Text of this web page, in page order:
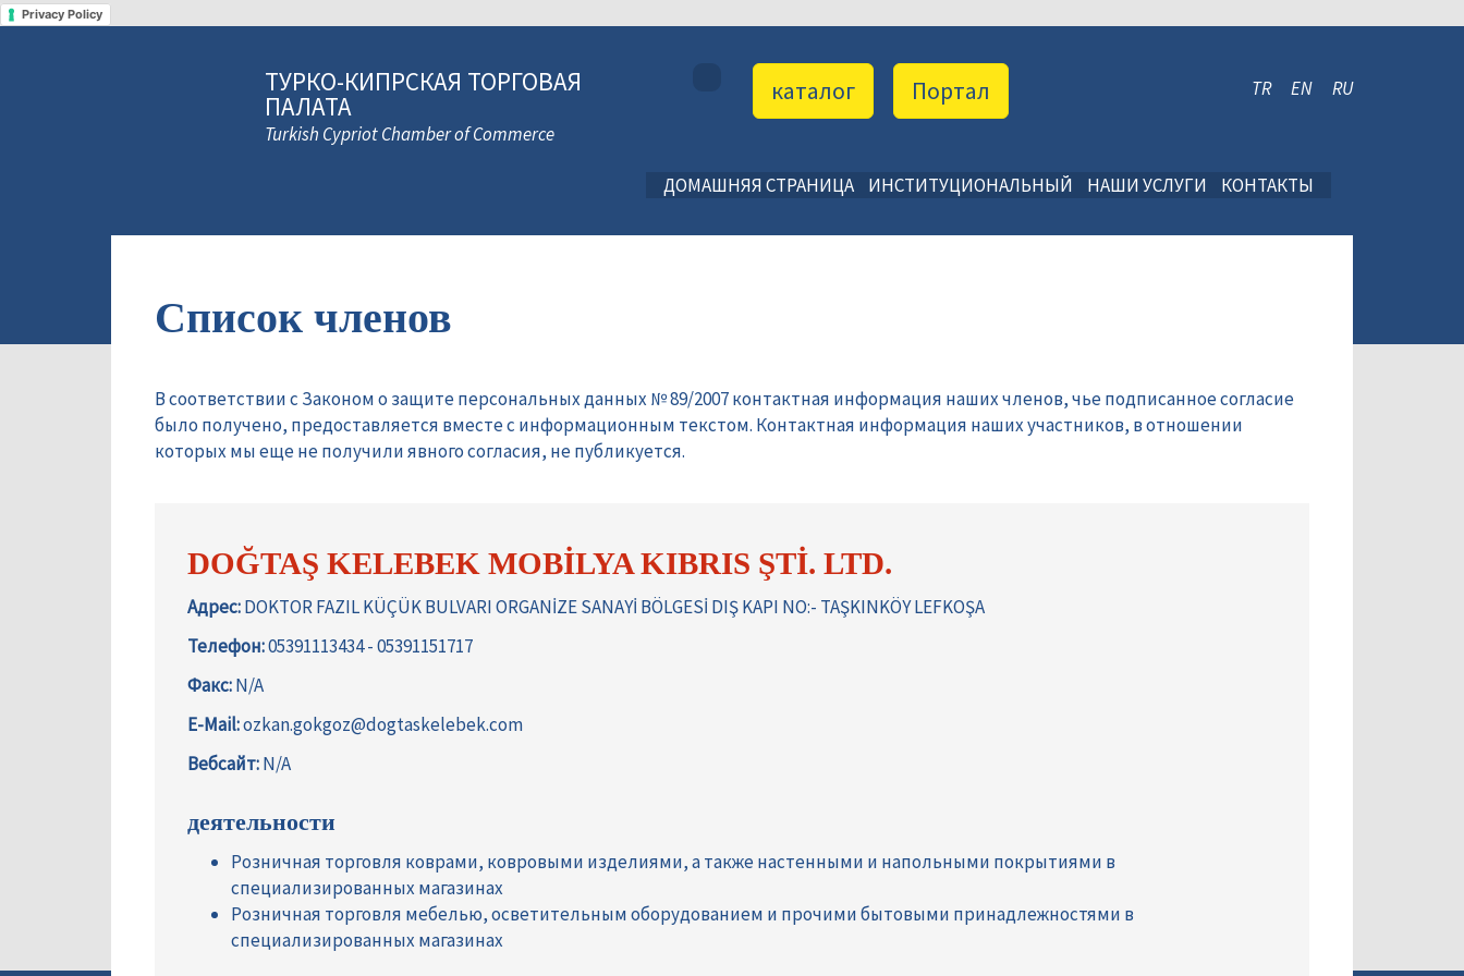
Privacy Policy
ТУРКО-КИПРСКАЯ ТОРГОВАЯ
ПАЛАТА
Turkish Cypriot Chamber of Commerce
TR EN RU
Портал
каталог
ДОМАШНЯЯ СТРАНИЦА ИНСТИТУЦИОНАЛЬНЫЙ НАШИ УСЛУГИ КОНТАКТЫ
Список членов
В соответствии с Законом о защите персональных данных № 89/2007 контактная информация наших членов, чье подписанное согласие
было получено, предоставляется вместе с информационным текстом. Контактная информация наших участников, в отношении
которых мы еще не получили явного согласия, не публикуется.
DOĞTAŞ KELEBEK MOBİLYA KIBRIS ŞTİ. LTD.
Адрес:DOKTOR FAZIL KÜÇÜK BULVARI ORGANİZE SANAYİ BÖLGESİ DIŞ KAPI NO:- TAŞKINKÖY LEFKOŞA
Телефон:05391113434 - 05391151717
Факс:N/A
E-Mail:ozkan.gokgoz@dogtaskelebek.com
Вебсайт:N/A
деятельности
Розничная торговля коврами, ковровыми изделиями, а также настенными и напольными покрытиями в
специализированных магазинах
Розничная торговля мебелью, осветительным оборудованием и прочими бытовыми принадлежностями в
специализированных магазинах